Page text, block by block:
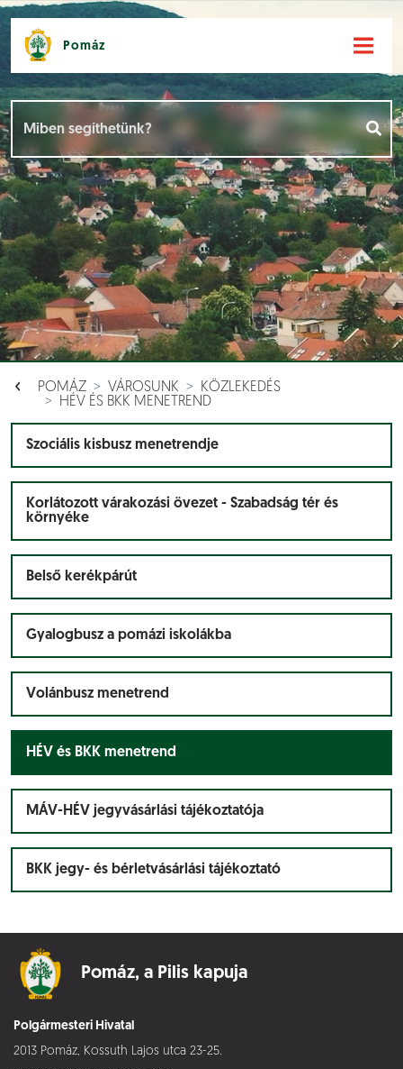
Pomáz
POMÁZ VÁROSUNK
KÖZLEKEDÉS
HÉV ÉS BKK MENETREND
Szociális kisbusz menetrendje
Korlátozott várakozási övezet - Szabadság tér és
környéke
Belső kerékpárút
Gyalogbusz a pomázi iskolákba
Volánbusz menetrend
HÉV és BKK menetrend
MÁV-HÉV jegyvásárlási tájékoztatója
BKK jegy- és bérletvásárlási tájékoztató
Pomáz, a Pilis kapuja
Polgármesteri Hivatal
2013 Pomáz, Kossuth Lajos utca 23-25.
Események []
Dokumentumok [ ]
Aloldalak []